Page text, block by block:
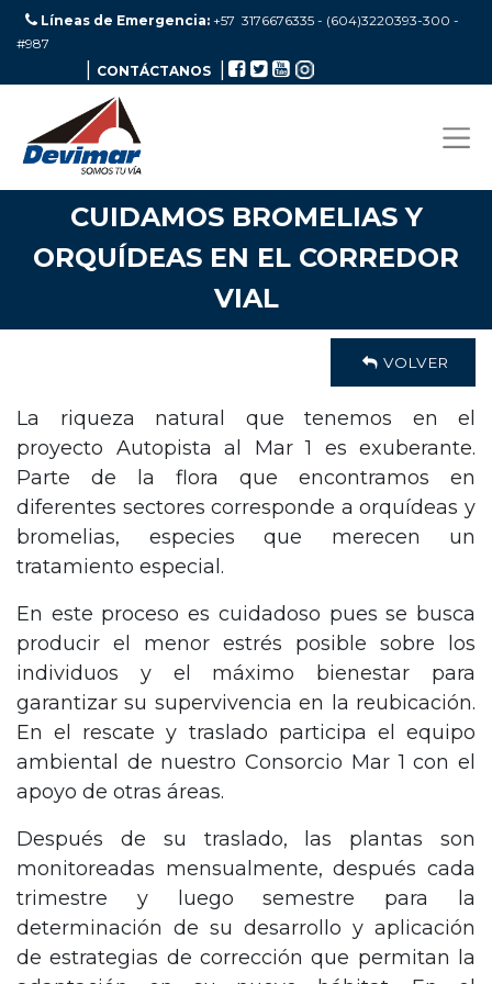
Líneas de Emergencia: +57 3176676335 - (604)3220393-300 -
#987
CONTÁCTANOS
CUIDAMOS BROMELIAS Y
ORQUÍDEAS EN EL CORREDOR
VIAL
VOLVER
La riqueza natural que tenemos en el
proyecto Autopista al Mar 1 es exuberante.
Parte de la flora que encontramos en
diferentes sectores corresponde a orquídeas y
bromelias, especies que merecen un
tratamiento especial.
En este proceso es cuidadoso pues se busca
producir el menor estrés posible sobre los
individuos y el máximo bienestar para
garantizar su supervivencia en la reubicación.
En el rescate y traslado participa el equipo
ambiental de nuestro Consorcio Mar 1 con el
apoyo de otras áreas.
Después de su traslado, las plantas son
monitoreadas mensualmente, después cada
trimestre y luego semestre para la
determinación de su desarrollo y aplicación
de estrategias de corrección que permitan la